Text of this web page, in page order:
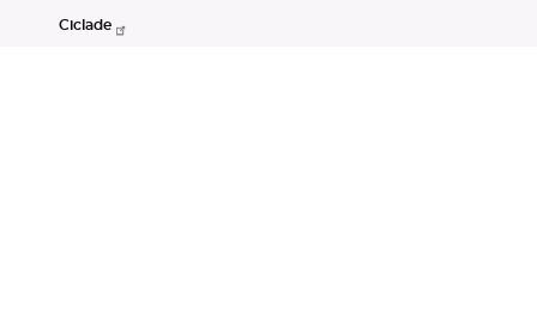
Ciclade